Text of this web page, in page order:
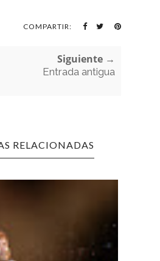
COMPARTIR:
Siguiente →
Entrada antigua
RELACIONADAS